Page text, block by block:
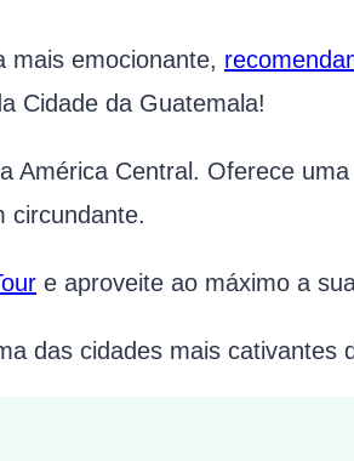
mais emocionante,
Cidade da Guatemala!
América Central. Oferece
circundante.
e aproveite ao máximo a
das cidades mais cativantes